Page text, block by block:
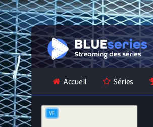
Accueil Séries
VF